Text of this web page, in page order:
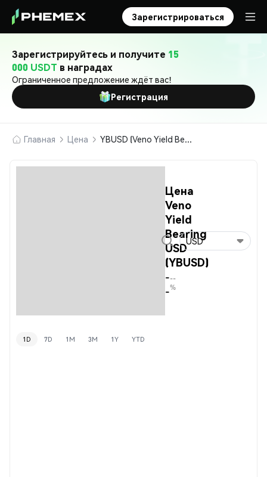
Зарегистрироваться
Зарегистрируйтесь и получите 15
000 USDT в наградах
Ограниченное предложение ждёт вас!
Регистрация
Главная Цена YBUSD (Veno Yield Bearing USD)
Цена
Veno
Yield
Bearing
USD
(YBUSD)
-
-
--
%
USD
1D 7D 1M 3M 1Y YTD